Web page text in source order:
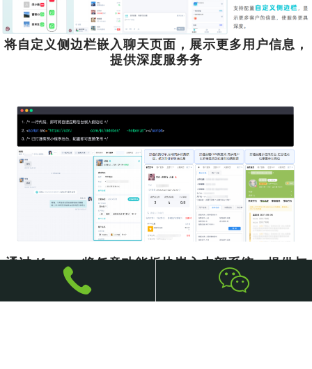
将自定义侧边栏嵌入聊天页面，展示更多用户信息，
提供深度服务务
通过 iframe 将任意功能板块嵌入内部系统，提供与